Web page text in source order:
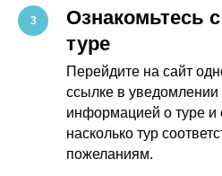
Ознакомьтесь
туре
Перейдите на сайт
ссылке в уведомлении
информацией о туре и
насколько тур
пожеланиям.